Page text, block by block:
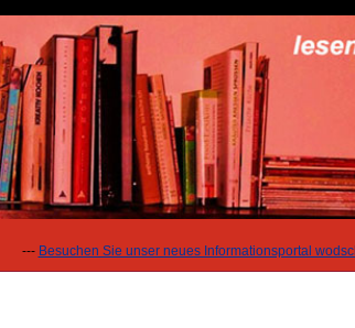
Besuchen Sie unser neues Informationsportal wodsch.de